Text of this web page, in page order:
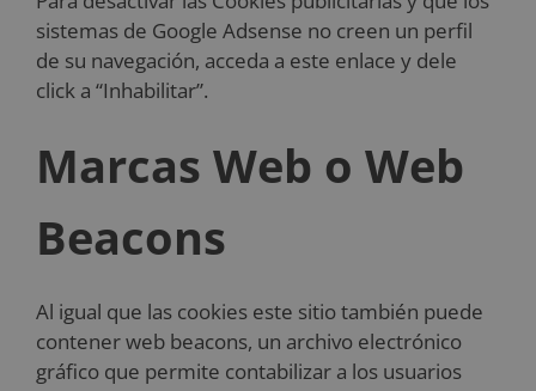
sistemas de Google Adsense no creen un perfil
de su navegación, acceda a este enlace y dele
click a “Inhabilitar”.
Marcas Web o Web
Beacons
Al igual que las cookies este sitio también puede
contener web beacons, un archivo electrónico
gráfico que permite contabilizar a los usuarios